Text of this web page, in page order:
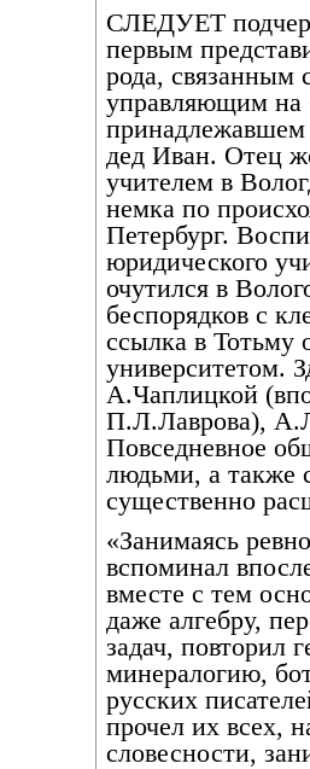
СЛЕДУЕТ
первым
рода, связанным
управляющим на
принадлежавшем
дед Иван. Отец
учителем в
немка по
Петербург.
юридического
очутился в
беспорядков с
ссылка в Тотьму
университетом.
А.Чаплицкой
П.Л.Лаврова),
Повседневное
людьми, а также
существенно
«Занимаясь
вспоминал
вместе с тем
даже алгебру,
задач, повторил
минералогию,
русских
прочел их всех,
словесности,